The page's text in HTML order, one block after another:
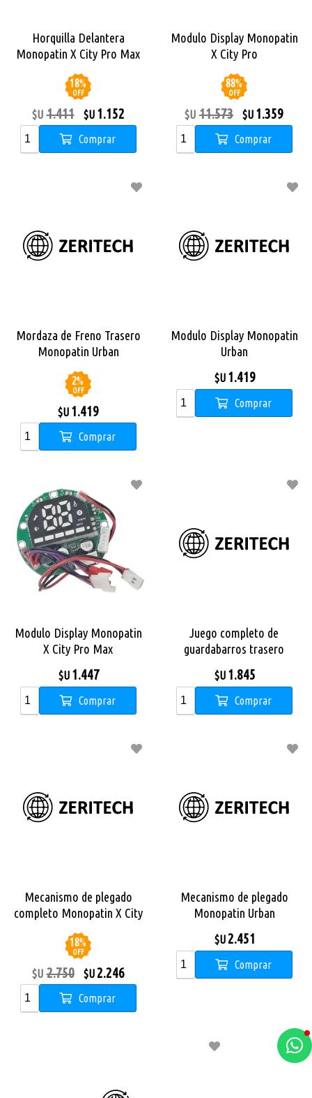
Horquilla Delantera
Monopatin X City Pro Max
18%
OFF
$U 1.411 $U 1.152
Comprar
Modulo Display Monopatin
X City Pro
88%
OFF
$U 11.573 $U 1.359
Comprar
Mordaza de Freno Trasero
Monopatin Urban
2%
OFF
$U 1.419
Comprar
Modulo Display Monopatin
Urban
$U 1.419
Comprar
Modulo Display Monopatin
X City Pro Max
$U 1.447
Comprar
Juego completo de
guardabarros trasero
$U 1.845
Comprar
Mecanismo de plegado
completo Monopatin X City
Pro
18%
OFF
$U 2.750 $U2.246
Comprar
Mecanismo de plegado
Monopatin Urban
$U2.451
Comprar